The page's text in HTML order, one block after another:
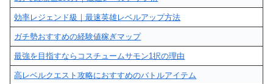
効率レジェンド級｜最速英雄レベルアップ方法
ガチ勢おすすめの経験値稼ぎマップ
最強を目指すならコスチュームサモン1択の理由
高レベルクエスト攻略におすすめのバトルアイテム